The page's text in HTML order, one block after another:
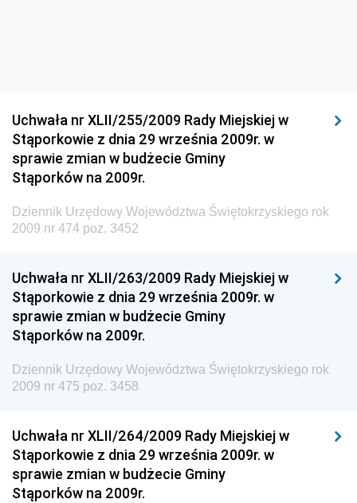
Dziennik Urzędowy Ministra Budownictwa i Przemysłu
Materiałów Budowlanych
Dziennik Urzędowy Ministra Infrastruktury i Rozwoju
Dziennik Urzędowy Głównego Inspektoratu Ochrony
Środowiska
Dziennik Urzędowy Generalnej Dyrekcji Ochrony
Dziennik Urzędowy Ministerstwa Administracji,
Gospodarki Terenowej i Ochrony Środowiska
Dziennik Urzędowy Ministerstwa Administracji i
Gospodarki Przestrzennej
Dziennik Urzędowy Unii Europejskiej, L
Dziennik Urzędowy Ministerstwa Przemysłu
Chemicznego i Lekkiego
Dziennik Urzędowy Ministerstwa Rolnictwa i
Gospodarki Żywnościowej
Uchwała nr XLII/255/2009 Rady Miejskiej w
Stąporkowie z dnia 29 września 2009r. w
sprawie zmian w budżecie Gminy
Stąporków na 2009r.
Dziennik Urzędowy Województwa Świętokrzyskiego rok
2009 nr 474 poz. 3452
Uchwała nr XLII/263/2009 Rady Miejskiej w
Stąporkowie z dnia 29 września 2009r. w
sprawie zmian w budżecie Gminy
Stąporków na 2009r.
Dziennik Urzędowy Województwa Świętokrzyskiego rok
2009 nr 475 poz. 3458
Uchwała nr XLII/264/2009 Rady Miejskiej w
Stąporkowie z dnia 29 września 2009r. w
sprawie zmian w budżecie Gminy
Stąporków na 2009r.